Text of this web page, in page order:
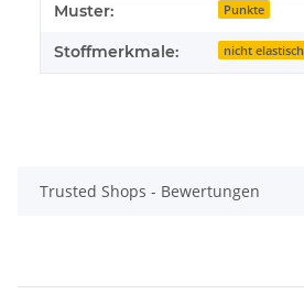
Muster: Punkte
Stoffmerkmale: nicht elastisch
Trusted Shops - Bewertungen